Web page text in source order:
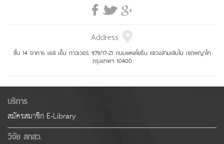
Address
ชั้น 14 อาคาร เอส เอ็ม ทาวเวอร์ 979/17-21 ถนนพหลโยธิน แขวงสามเสนใน เขตพญาไท
กรุงเทพฯ 10400
บริการ
สมัครสมาชิก E-Library
วิจัย สกสว.